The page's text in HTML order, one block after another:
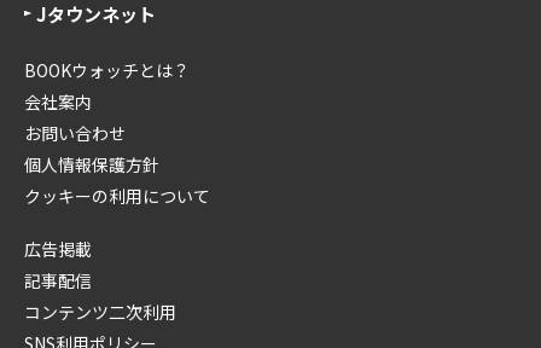
Jタウンネット
BOOKウォッチとは？
会社案内
お問い合わせ
個人情報保護方針
クッキーの利用について
広告掲載
記事配信
コンテンツ二次利用